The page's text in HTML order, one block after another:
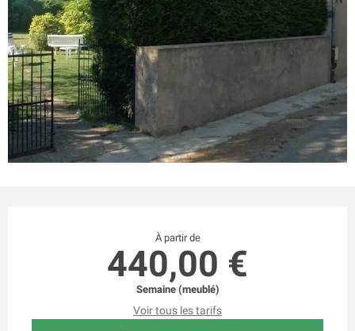
À partir de
440,00 €
Semaine (meublé)
Voir tous les tarifs